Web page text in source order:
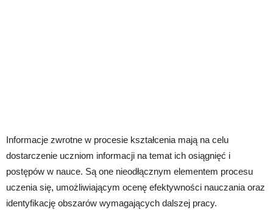
Informacje zwrotne w procesie kształcenia mają na celu
dostarczenie uczniom informacji na temat ich osiągnięć i
postępów w nauce. Są one nieodłącznym elementem procesu
uczenia się, umożliwiającym ocenę efektywności nauczania oraz
identyfikację obszarów wymagających dalszej pracy.